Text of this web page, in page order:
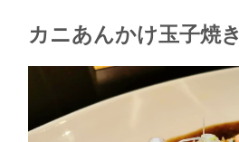
カニあんかけ玉子焼き